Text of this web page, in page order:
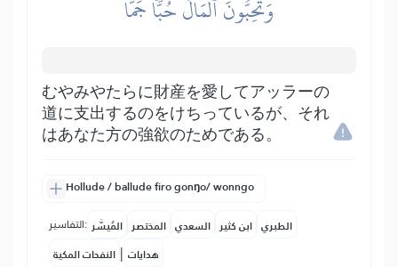
وَتُحِبُّونَ ٱلۡمَالَ حُبّٗا جَمّٗا
むやみやたらに財産を愛してアッラーの
道に支出するのをけちっているが、それ
はあなた方の強欲のためである。
Hollude / ballude firo gonŋo/ wonngo
التفاسير: المُيسَّر المختصر السعدي ابن كثير الطبري
النفحات المكية | هدايات